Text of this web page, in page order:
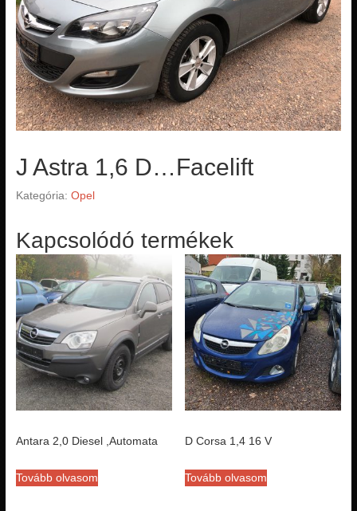
J Astra 1,6 D…Facelift
Kategória: Opel
Kapcsolódó termékek
Antara 2,0 Diesel ,Automata
Tovább olvasom
D Corsa 1,4 16 V
Tovább olvasom